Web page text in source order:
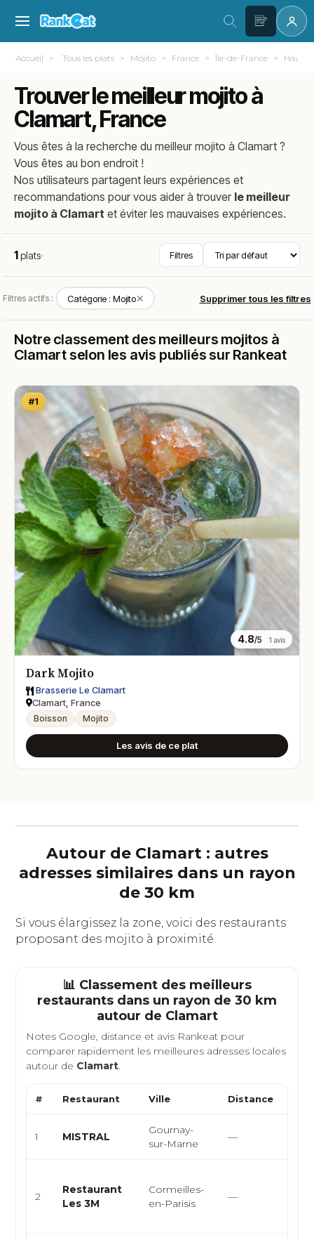
Accueil Tous les plats Mojito France Île-de-France Hauts-
Trouver le meilleur mojito à
Clamart, France
Vous êtes à la recherche du meilleurmojito àClamart ?
Vous êtes au bon endroit !
Nos utilisateurs partagent leurs expériences et
recommandations pour vous aider à trouver le meilleur
mojito à Clamart et éviter les mauvaises expériences.
1plats· Filtres
Filtres actifs : Catégorie : Mojito✕ Supprimer tous les filtres
Notre classement des meilleurs mojitos à
Clamart selon les avis publiés sur Rankeat
#1
4.8/5 1 avis
Dark Mojito
Brasserie Le Clamart
Clamart, France
Boisson Mojito
Les avis de ce plat
Autour de Clamart : autres
adresses similaires dans un rayon
de 30 km
Si vous élargissez la zone, voici des restaurants
proposant des mojito à proximité.
📊 Classement des meilleurs
restaurants dans un rayon de 30 km
autour de Clamart
Notes Google, distance et avis Rankeat pour
comparer rapidement les meilleures adresses locales
autour de Clamart.
# Restaurant Ville Distance
1 MISTRAL
Gournay-
sur-Marne
—
2
Restaurant
Les 3M
Cormeilles-
en-Parisis
—